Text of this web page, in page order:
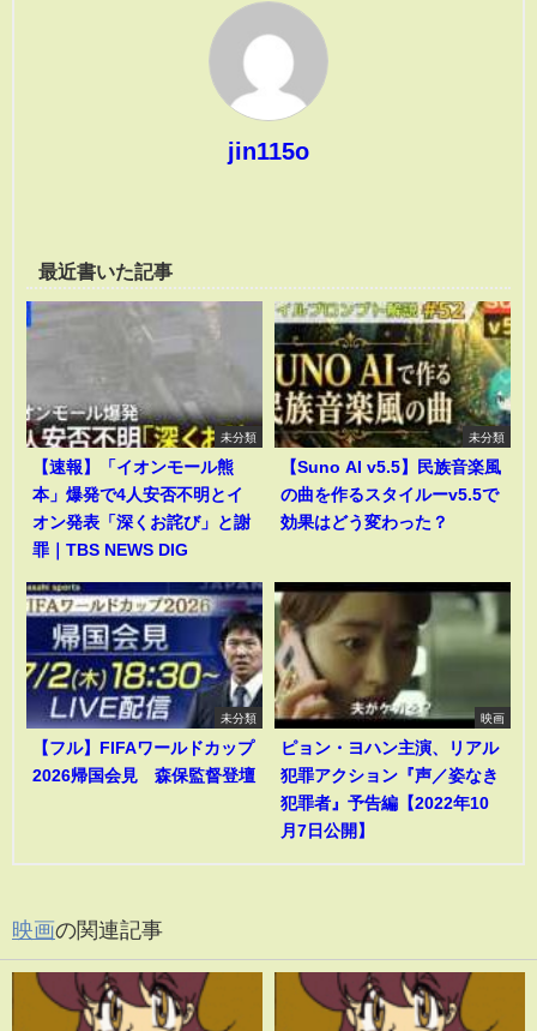
jin115o
最近書いた記事
未分類
【速報】「イオンモール熊
本」爆発で4人安否不明とイ
オン発表「深くお詫び」と謝
罪｜TBS NEWS DIG
未分類
【Suno AI v5.5】民族音楽風
の曲を作るスタイルーv5.5で
効果はどう変わった？
未分類
【フル】FIFAワールドカップ
2026帰国会見 森保監督登壇
映画
ピョン・ヨハン主演、リアル
犯罪アクション『声／姿なき
犯罪者』予告編【2022年10
月7日公開】
映画の関連記事